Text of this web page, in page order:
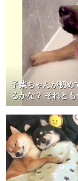
子柴ちゃんが初め
るかな？ それと